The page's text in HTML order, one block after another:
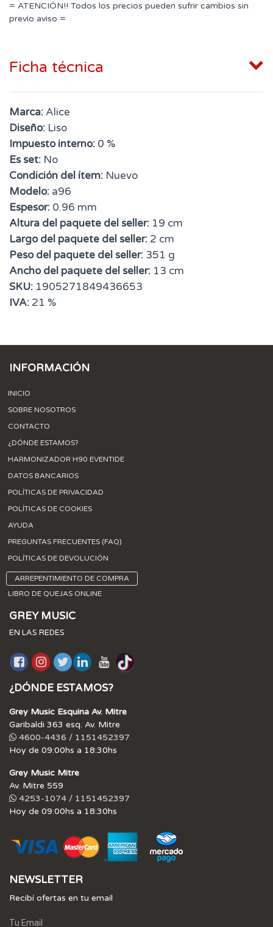
= ATENCIÓN!! Todos los precios pueden sufrir cambios sin
previo aviso =
Ficha técnica
Marca: Alice
Diseño: Liso
Impuesto interno: 0 %
Es set: No
Condición del ítem: Nuevo
Modelo: a96
Espesor: 0.96 mm
Altura del paquete del seller: 19 cm
Largo del paquete del seller: 2 cm
Peso del paquete del seller: 351 g
Ancho del paquete del seller: 13 cm
SKU: 1905271849436653
IVA: 21 %
INFORMACIÓN
INICIO
SOBRE NOSOTROS
CONTACTO
¿DÓNDE ESTAMOS?
HARMONIZADOR H90 EVENTIDE
DATOS BANCARIOS
POLÍTICAS DE PRIVACIDAD
POLÍTICAS DE COOKIES
AYUDA
PREGUNTAS FRECUENTES (FAQ)
POLÍTICAS DE DEVOLUCIÓN
ARREPENTIMIENTO DE COMPRA
LIBRO DE QUEJAS ONLINE
GREY MUSIC
EN LAS REDES
¿DÓNDE ESTAMOS?
Grey Music Esquina Av. Mitre
Garibaldi 363 esq. Av. Mitre
4600-4436 / 1151452397
Hoy de 09:00hs a 18:30hs
Grey Music Mitre
Av. Mitre 559
4253-1074 / 1151452397
Hoy de 09:00hs a 18:30hs
NEWSLETTER
Recibí ofertas en tu email